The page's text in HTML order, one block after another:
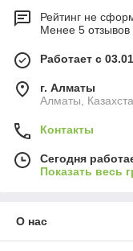
Рейтинг не
Менее 5 отзывов
Работает с
г. Алматы
Алматы,
Контакты
Сегодня
Показать весь
О нас